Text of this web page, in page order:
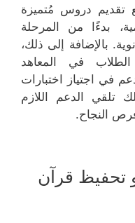
تقديم دروس مُتميزة
بدءًا من المرحلة
بالإضافة إلى ذلك،
في المعاهد
في اجتياز اختبارات
تلقي الدعم اللازم
فرص النجاح.
تحفيظ قرآن